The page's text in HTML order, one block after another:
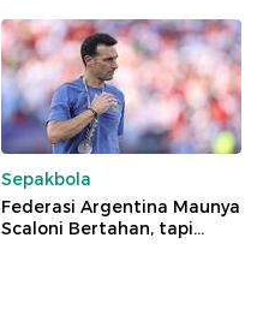
Sepakbola
Federasi Argentina Maunya
Scaloni Bertahan, tapi...